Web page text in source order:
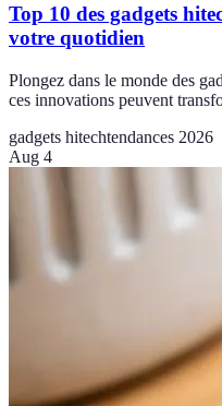
Top 10 des gadgets
votre quotidien
Plongez dans le monde des
ces innovations peuvent
gadgets hitechtendances 2026
Aug 4